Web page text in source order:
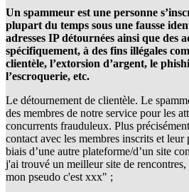
Un spammeur est une personne
plupart du temps sous une fausse
adresses IP détournées ainsi que des
spécifiquement, à des fins illégales
clientèle, l’extorsion d’argent, le
l’escroquerie, etc.
Le détournement de clientèle. Le
des membres de notre service pour les
concurrents frauduleux. Plus
contact avec les membres inscrits et leur
biais d’une autre plateforme/d’un site
j'ai trouvé un meilleur site de
mon pseudo c'est xxx" ;